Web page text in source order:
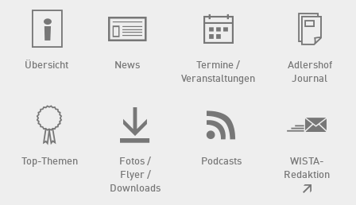
Übersicht News
Termine /
Veranstaltungen
Adlershof
Journal
Top-Themen
Fotos /
Flyer /
Downloads
Podcasts
WISTA-
Redaktion